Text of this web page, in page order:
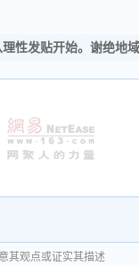
性发贴开始。谢绝地
其观点或证实其描述